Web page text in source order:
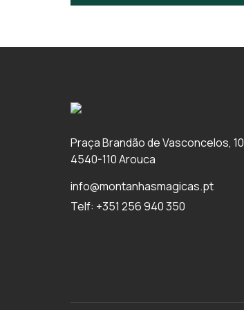
Praça Brandão de Vasconcelos, 10
4540-110 Arouca
info@montanhasmagicas.pt
Telf: +351 256 940 350